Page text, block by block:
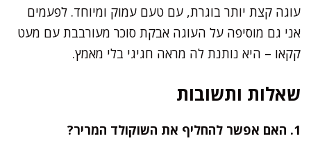
עוגה קצת יותר בוגרת, עם טעם עמוק ומיוחד. לפעמים
אני גם מוסיפה על העוגה אבקת סוכר מעורבבת עם מעט
קקאו – היא נותנת לה מראה חגיגי בלי מאמץ.
שאלות ותשובות
1. האם אפשר להחליף את השוקולד המריר?